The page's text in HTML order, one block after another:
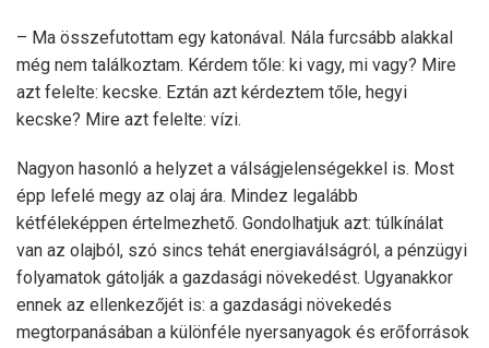
– Ma összefutottam egy katonával. Nála furcsább alakkal
még nem találkoztam. Kérdem tőle: ki vagy, mi vagy? Mire
azt felelte: kecske. Eztán azt kérdeztem tőle, hegyi
kecske? Mire azt felelte: vízi.
Nagyon hasonló a helyzet a válságjelenségekkel is. Most
épp lefelé megy az olaj ára. Mindez legalább
kétféleképpen értelmezhető. Gondolhatjuk azt: túlkínálat
van az olajból, szó sincs tehát energiaválságról, a pénzügyi
folyamatok gátolják a gazdasági növekedést. Ugyanakkor
ennek az ellenkezőjét is: a gazdasági növekedés
megtorpanásában a különféle nyersanyagok és erőforrások